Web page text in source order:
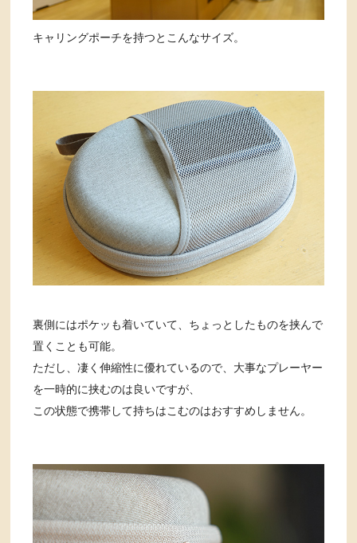
キャリングポーチを持つとこんなサイズ。
裏側にはポケッも着いていて、ちょっとしたものを挟んで
置くことも可能。
ただし、凄く伸縮性に優れているので、大事なプレーヤー
を一時的に挟むのは良いですが、
この状態で携帯して持ちはこむのはおすすめしません。